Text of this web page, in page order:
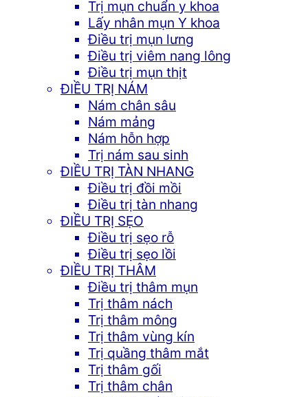
Trị mụn chuẩn y khoa
Lấy nhân mụn Y khoa
Điều trị mụn lưng
Điều trị viêm nang lông
Điều trị mụn thịt
ĐIỀU TRỊ NÁM
Nám chân sâu
Nám mảng
Nám hỗn hợp
Trị nám sau sinh
ĐIỀU TRỊ TÀN NHANG
Điều trị đồi mồi
Điều trị tàn nhang
ĐIỀU TRỊ SẸO
Điều trị sẹo rỗ
Điều trị sẹo lồi
ĐIỀU TRỊ THÂM
Điều trị thâm mụn
Trị thâm nách
Trị thâm mông
Trị thâm vùng kín
Trị quầng thâm mắt
Trị thâm gối
Trị thâm chân